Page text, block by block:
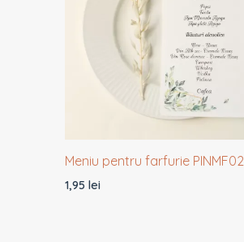
Meniu pentru farfurie PINMF02
1,95 lei